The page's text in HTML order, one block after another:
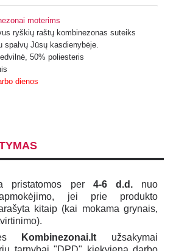
moterims
ryškių raštų kombinezonas suteiks
spalvų Jūsų kasdienybėje.
50% poliesteris
dienos
pristatomos per 4-6 d.d.nuo
jei prie produkto
kitaip (kai mokama grynais,
Kombinezonai.lt užsakymai